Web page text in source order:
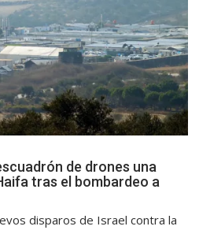
de drones una
tras el bombardeo a
disparos de Israel contra la